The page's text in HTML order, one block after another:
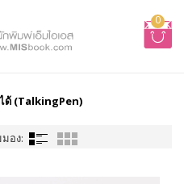
0
ด้ (TalkingPen)
อง: